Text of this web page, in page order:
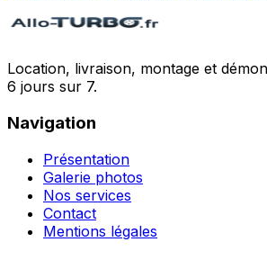
Location, livraison, montage et
6 jours sur 7.
Navigation
Présentation
Galerie photos
Nos services
Contact
Mentions légales